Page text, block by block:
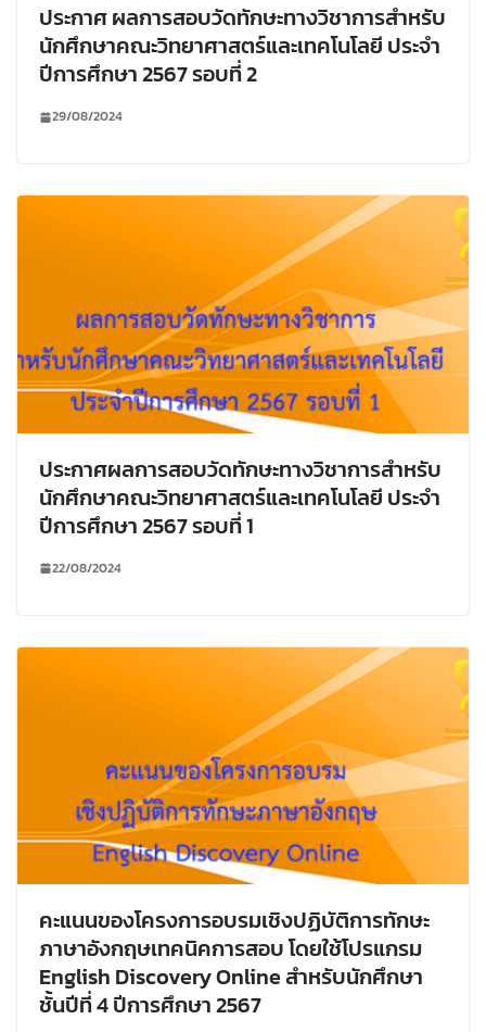
ประกาศ ผลการสอบวัดทักษะทางวิชาการสำหรับ
นักศึกษาคณะวิทยาศาสตร์และเทคโนโลยี ประจำ
ปีการศึกษา 2567 รอบที่ 2
29/08/2024
ประกาศผลการสอบวัดทักษะทางวิชาการสำหรับ
นักศึกษาคณะวิทยาศาสตร์และเทคโนโลยี ประจำ
ปีการศึกษา 2567 รอบที่ 1
22/08/2024
คะแนนของโครงการอบรมเชิงปฏิบัติการทักษะ
ภาษาอังกฤษเทคนิคการสอบ โดยใช้โปรแกรม
English Discovery Online สำหรับนักศึกษา
ชั้นปีที่ 4 ปีการศึกษา 2567